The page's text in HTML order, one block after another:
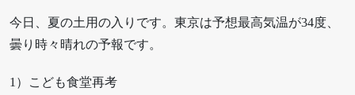
今日、夏の土用の入りです。東京は予想最高気温が34度、
曇り時々晴れの予報です。
1）こども食堂再考